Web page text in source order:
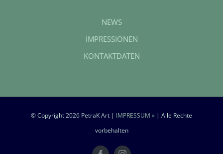
NEWS
IMPRESSIONEN
KONTAKTDATEN
© Copyright2026 PetraK Art | IMPRESSUM » | Alle Rechte
vorbehalten